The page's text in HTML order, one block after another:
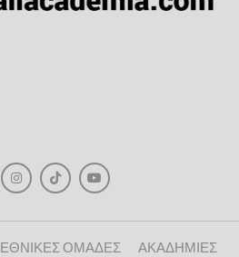
ΕΘΝΙΚΕΣ ΟΜΑΔΕΣ ΑΚΑΔΗΜΙΕΣ